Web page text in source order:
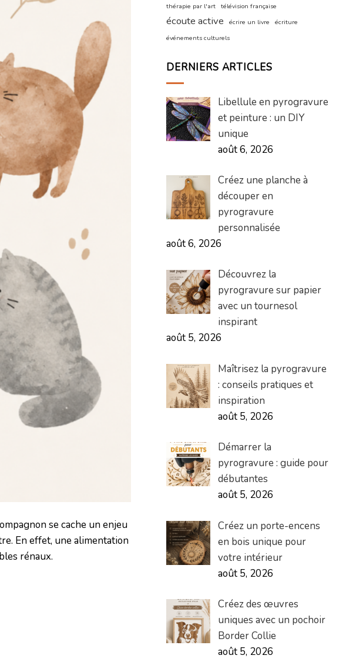
se cache un enjeu
En effet, une alimentation
rénaux.
thérapie par l'art télévision française
écoute active écrire un livre
écriture
événements culturels
DERNIERS ARTICLES
Libellule en pyrogravure
et peinture : un DIY
unique
août 6, 2026
Créez une planche à
découper en
pyrogravure
personnalisée
août 6, 2026
Découvrez la
pyrogravure sur papier
avec un tournesol
inspirant
août 5, 2026
Maîtrisez la pyrogravure
: conseils pratiques et
inspiration
août 5, 2026
Démarrer la
pyrogravure : guide pour
débutantes
août 5, 2026
Créez un porte-encens
en bois unique pour
votre intérieur
août 5, 2026
Créez des œuvres
uniques avec un pochoir
Border Collie
août 5, 2026